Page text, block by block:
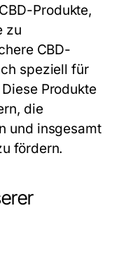
Produkte,
zu
CBD-
speziell für
Produkte
die
und insgesamt
fördern.